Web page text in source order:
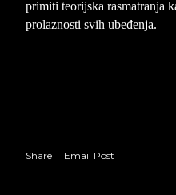
primiti teorijska rasmatranja
prolaznosti svih ubeđenja.
Share Email Post